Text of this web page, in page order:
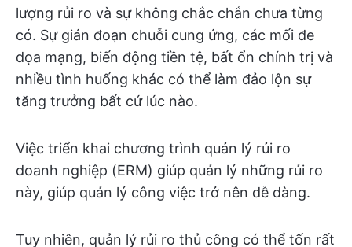
lượng rủi ro và sự không chắc chắn chưa từng
có. Sự gián đoạn chuỗi cung ứng, các mối đe
dọa mạng, biến động tiền tệ, bất ổn chính trị và
nhiều tình huống khác có thể làm đảo lộn sự
tăng trưởng bất cứ lúc nào.
Việc triển khai chương trình quản lý rủi ro
doanh nghiệp (ERM) giúp quản lý những rủi ro
này, giúp quản lý công việc trở nên dễ dàng.
Tuy nhiên, quản lý rủi ro thủ công có thể tốn rất